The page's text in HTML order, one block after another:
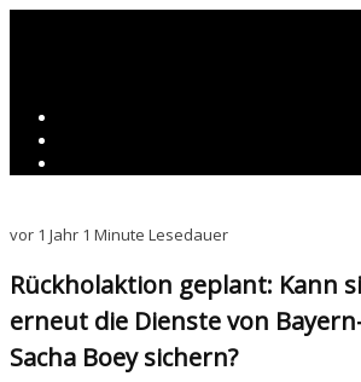
vor 1 Jahr 1 Minute Lesedauer
Rückholaktion geplant: Kann
erneut die Dienste von
Sacha Boey sichern?